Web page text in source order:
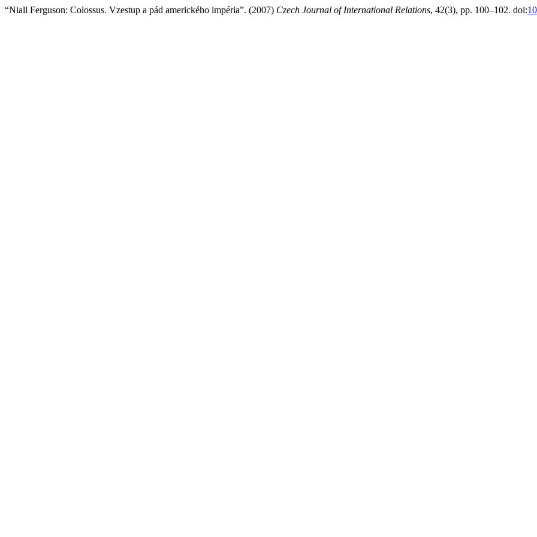
“Niall Ferguson: Colossus. Vzestup a pád amerického impéria”. (2007) Czech Journal of International Relations, 42(3), pp. 100–102. doi: